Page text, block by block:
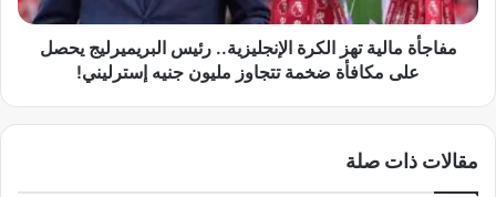
.
ل
ق
ل
ا
مفاجأة مالية تهز الكرة الإنجليزية.. رئيس البريميرليج يحصل
على مكافأة ضخمة تتجاوز مليون جنيه إسترليني!
مقالات ذات صلة